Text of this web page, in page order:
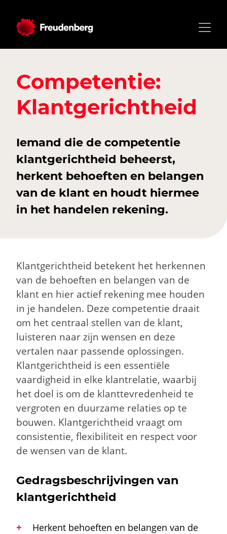
Competentie:
Klantgerichtheid
Iemand die de competentie
klantgerichtheid beheerst,
herkent behoeften en belangen
van de klant en houdt hiermee
in het handelen rekening.
Klantgerichtheid betekent het herkennen
van de behoeften en belangen van de
klant en hier actief rekening mee houden
in je handelen. Deze competentie draait
om het centraal stellen van de klant,
luisteren naar zijn wensen en deze
vertalen naar passende oplossingen.
Klantgerichtheid is een essentiële
vaardigheid in elke klantrelatie, waarbij
het doel is om de klanttevredenheid te
vergroten en duurzame relaties op te
bouwen. Klantgerichtheid vraagt om
consistentie, flexibiliteit en respect voor
de wensen van de klant.
Gedragsbeschrijvingen van
klantgerichtheid
Herkent behoeften en belangen van de